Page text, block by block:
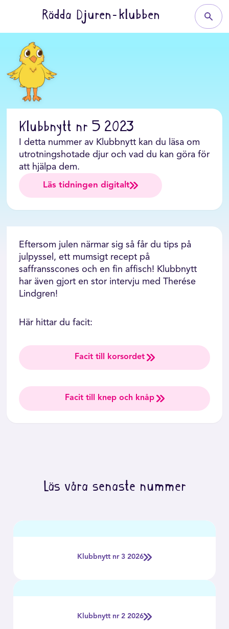
Rädda Djuren-klubben
Klubbnytt nr 5 2023
I detta nummer av Klubbnytt kan du läsa om
utrotningshotade djur och vad du kan göra för
att hjälpa dem.
Läs tidningen digitalt
Eftersom julen närmar sig så får du tips på
julpyssel, ett mumsigt recept på
saffransscones och en fin affisch! Klubbnytt
har även gjort en stor intervju med Therése
Lindgren!
Här hittar du facit:
Facit till korsordet
Facit till knep och knåp
Läs våra senaste nummer
Klubbnytt nr 3 2026
Klubbnytt nr 2 2026